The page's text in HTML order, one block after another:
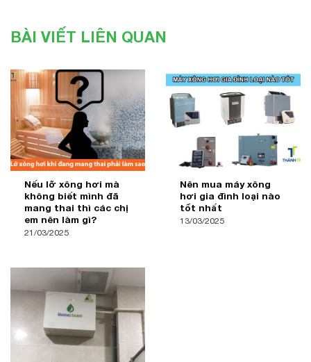
BÀI VIẾT LIÊN QUAN
Nếu lỡ xông hơi mà
không biết mình đã
mang thai thì các chị
em nên làm gì?
21/03/2025
Nên mua máy xông
hơi gia đình loại nào
tốt nhất
13/03/2025